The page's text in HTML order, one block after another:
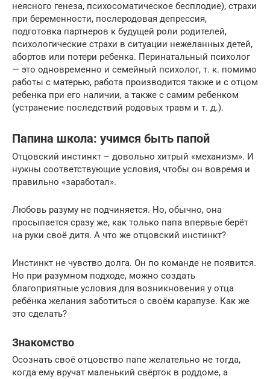
неясного генеза, психосоматическое бесплодие), страхи
при беременности, послеродовая депрессия,
подготовка партнеров к будущей роли родителей,
психологические страхи в ситуации нежеланных детей,
абортов или потери ребенка. Перинатальный психолог
— это одновременно и семейный психолог, т. к. помимо
работы с матерью, работа производится также и с отцом
ребенка при его наличии, а также с самим ребенком
(устранение последствий родовых травм и т. д.).
Папина школа: учимся быть папой
Отцовский инстинкт – довольно хитрый «механизм». И
нужны соответствующие условия, чтобы он вовремя и
правильно «заработал».
Любовь разуму не подчиняется. Но, обычно, она
просыпается сразу же, как только папа впервые берёт
на руки своё дитя. А что же отцовский инстинкт?
Инстинкт не чувство долга. Он по команде не появится.
Но при разумном подходе, можно создать
благоприятные условия для возникновения у отца
ребёнка желания заботиться о своём карапузе. Как же
это сделать?
Знакомство
Осознать своё отцовство папе желательно не тогда,
когда ему вручат маленький свёрток в роддоме, а